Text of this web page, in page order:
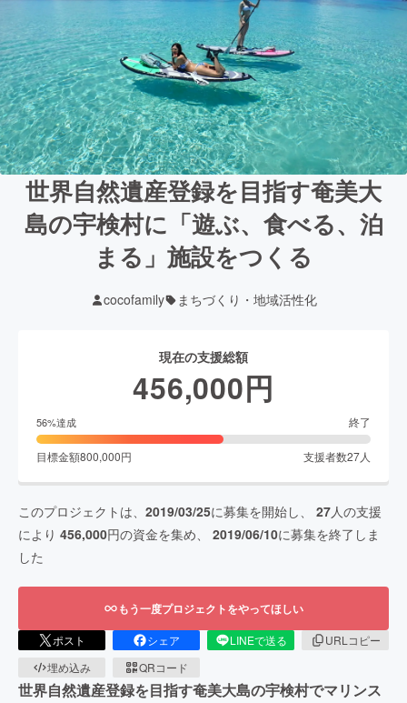
世界自然遺産登録を目指す奄美大
島の宇検村に「遊ぶ、食べる、泊
まる」施設をつくる
cocofamily まちづくり・地域活性化
現在の支援総額
456,000円
56%達成 終了
目標金額800,000円 支援者数27人
このプロジェクトは、 2019/03/25に募集を開始し、 27人の支援
により 456,000円の資金を集め、 2019/06/10に募集を終了しま
した
もう一度プロジェクトをやってほしい
ポスト シェア LINEで送る
URLコピー
埋め込み
QRコード
世界自然遺産登録を目指す奄美大島の宇検村でマリンス